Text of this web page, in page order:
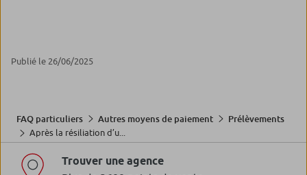
Publié le 26/06/2025
FAQ particuliers Autres moyens de paiement
Prélèvements
Après la résiliation d’u...
Trouver une agence